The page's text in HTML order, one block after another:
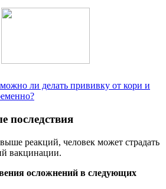
ли делать прививку от кори и
последствия
реакций, человек может страдать
вакцинации.
осложнений в следующих